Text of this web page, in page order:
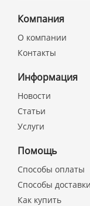
Компания
О компании
Контакты
Информация
Новости
Статьи
Услуги
Помощь
Способы оплаты
Способы доставки
Как купить